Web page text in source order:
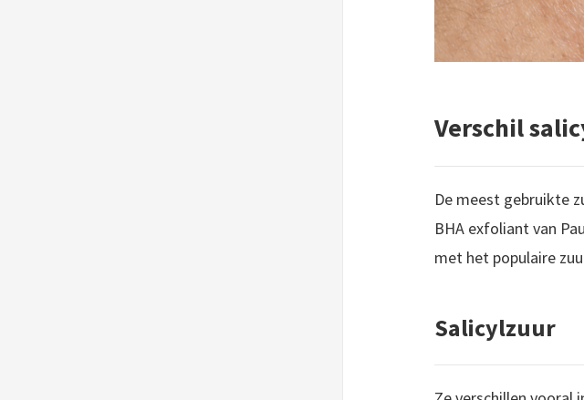
Verschil
De meest gebruikte
BHA exfoliant van
met het populaire
Salicylzuur